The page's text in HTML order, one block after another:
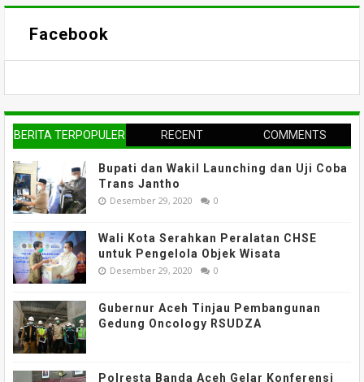
Facebook
BERITA TERPOPULER RECENT COMMENTS
Bupati dan Wakil Launching dan Uji Coba
Trans Jantho
Desember 29, 2020 0
Wali Kota Serahkan Peralatan CHSE
untuk Pengelola Objek Wisata
Desember 29, 2020 0
Gubernur Aceh Tinjau Pembangunan
Gedung Oncology RSUDZA
Polresta Banda Aceh Gelar Konferensi